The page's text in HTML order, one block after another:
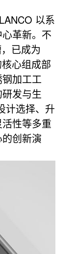
以系
革新。不
已成为
心组成部
加工工
发与生
计选择、升
性等多重
创新演